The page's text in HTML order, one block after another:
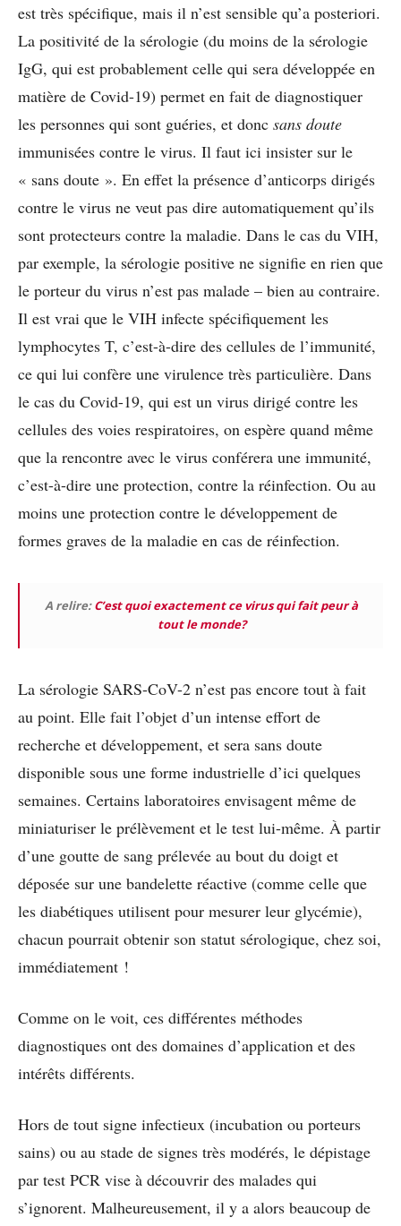
est très spécifique, mais il n’est sensible qu’a posteriori.
La positivité de la sérologie (du moins de la sérologie
IgG, qui est probablement celle qui sera développée en
matière de Covid-19) permet en fait de diagnostiquer
les personnes qui sont guéries, et donc sans doute
immunisées contre le virus. Il faut ici insister sur le
« sans doute ». En effet la présence d’anticorps dirigés
contre le virus ne veut pas dire automatiquement qu’ils
sont protecteurs contre la maladie. Dans le cas du VIH,
par exemple, la sérologie positive ne signifie en rien que
le porteur du virus n’est pas malade – bien au contraire.
Il est vrai que le VIH infecte spécifiquement les
lymphocytes T, c’est-à-dire des cellules de l’immunité,
ce qui lui confère une virulence très particulière. Dans
le cas du Covid-19, qui est un virus dirigé contre les
cellules des voies respiratoires, on espère quand même
que la rencontre avec le virus conférera une immunité,
c’est-à-dire une protection, contre la réinfection. Ou au
moins une protection contre le développement de
formes graves de la maladie en cas de réinfection.
A relire:C’est quoi exactement ce virus qui fait peur à
tout le monde?
La sérologie SARS-CoV-2 n’est pas encore tout à fait
au point. Elle fait l’objet d’un intense effort de
recherche et développement, et sera sans doute
disponible sous une forme industrielle d’ici quelques
semaines. Certains laboratoires envisagent même de
miniaturiser le prélèvement et le test lui-même. À partir
d’une goutte de sang prélevée au bout du doigt et
déposée sur une bandelette réactive (comme celle que
les diabétiques utilisent pour mesurer leur glycémie),
chacun pourrait obtenir son statut sérologique, chez soi,
immédiatement !
Comme on le voit, ces différentes méthodes
diagnostiques ont des domaines d’application et des
intérêts différents.
Hors de tout signe infectieux (incubation ou porteurs
sains) ou au stade de signes très modérés, le dépistage
par test PCR vise à découvrir des malades qui
s’ignorent. Malheureusement, il y a alors beaucoup de